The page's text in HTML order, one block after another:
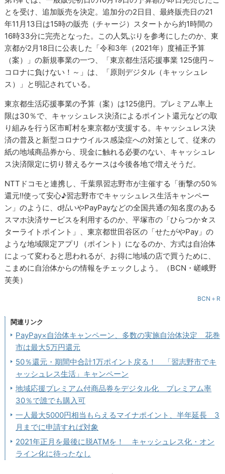
とを受け、追加販売を決定。追加分の2日目、最終販売日の21
年11月13日は15時の販売（チャージ）スタートから約1時間の
16時33分に完売となった。この人気ぶりを参考にしたのか、東
京都が2月18日に公表した「令和3年（2021年）度補正予算
（案）」の新規事業の一つ、「東京都生活応援事業 125億円～
コロナに負けない！～」は、「原則デジタル（キャッシュレ
ス）」と明記されている。
東京都生活応援事業の予算（案）は125億円。プレミアム率上
限は30％で、キャッシュレス決済によるポイント還元などの取
り組みを行う区市町村を東京都が支援する。キャッシュレス決
済の普及と新型コロナウイルス感染症への対策として、従来の
紙の地域商品券から、現金に触れる必要のない、キャッシュレ
ス決済限定に切り替えるケースは今後各地で増えそうだ。
NTTドコモと連携し、千葉県習志野市が主催する「衝撃の50％
還元!!使って安心♪習志野市でキャッシュレス生活キャンペー
ン」のように、d払いやPayPayなどの全国共通の知名度のある
スマホ決済サービスを利用するのか、平塚市の「ひらつか☆ス
ターライトポイント」、東京都世田谷区の「せたがやPay」の
ような地域限定アプリ（ポイント）になるのか、方式は自治体
によって変わると思われるが、お得に地域の店で買うために、
こまめに自治体からの情報をチェックしよう。（BCN・嵯峨野
芙美）
BCN＋R
関連リンク
PayPay×自治体キャンペーン、多数の実施自治体決定 花巻
市は最大5万円還元
50％還元・期間中合計1万ポイント戻る！ 「習志野市でキ
ャッシュレス生活」キャンペーン
地域応援プレミアム付商品券をデジタル化 プレミアム率
30％で誰でも購入可
一人最大5000円相当もらえるマイナポイント、半年延長 3
月までに申請すれば対象
2021年正月を最後に脱ATMを！ キャッシュレス化・オン
ライン化に待ったなし